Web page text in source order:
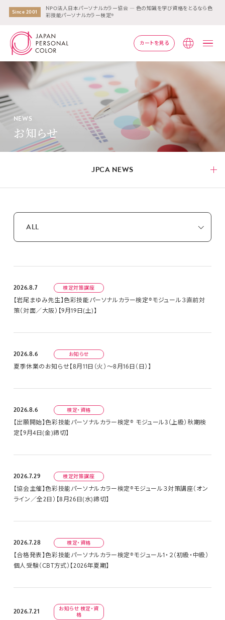
Since 2001
NPO法人日本パーソナルカラー協会 ― 色の知識を学び資格をとるなら色
彩技能パーソナルカラー検定®
カートを見る
NEWS
お知らせ
JPCA NEWS
ALL
2026.8.7 検定対策講座
【岩尾まゆみ先生】色彩技能パーソナルカラー検定®モジュール３直前対
策（対面／大阪）【9月19日(土)】
2026.8.6 お知らせ
夏季休業のお知らせ【8月11日（火）～8月16日（日）】
2026.8.6 検定・資格
【出願開始】色彩技能パーソナルカラー検定® モジュール3（上級）秋期検
定【9月4日(金)締切】
2026.7.29 検定対策講座
【協会主催】色彩技能パーソナルカラー検定®モジュール３対策講座（オン
ライン／全2日）【8月26日(水)締切】
2026.7.28 検定・資格
【合格発表】色彩技能パーソナルカラー検定®モジュール1・２（初級・中級）
個人受験（CBT方式）【2026年夏期】
2026.7.21
お知らせ 検定・資
格